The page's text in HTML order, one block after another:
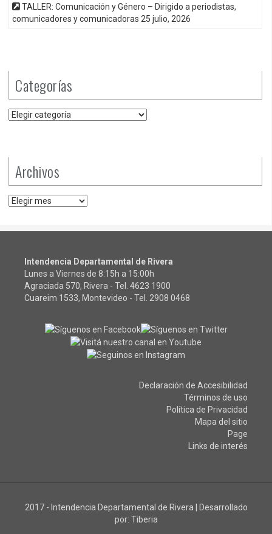
TALLER: Comunicación y Género – Dirigido a periodistas,
comunicadores y comunicadoras 25 julio, 2026
Categorías
Categorías
Archivos
Archivos
Intendencia Departamental de Rivera
Lunes a Viernes de 8:15h a 15:00h
Agraciada 570, Rivera - Tel. 4623 1900
Cuareim 1533, Montevideo - Tel. 2908 0468
Declaración de Accesibilidad
Términos de uso
Política de Privacidad
Mapa del sitio
Page
Links de interés
2017 - Intendencia Departamental de Rivera
Desarrollado
por: Tiberia